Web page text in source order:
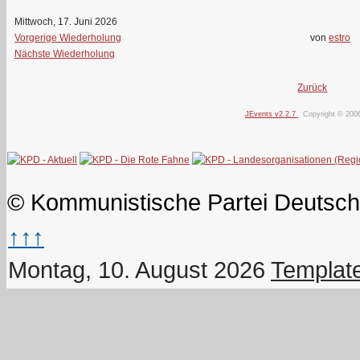
Mittwoch, 17. Juni 2026
Vorgerige Wiederholung
Nächste Wiederholung
von estro
Zurück
JEvents v2.2.7 Copyright ©
© Kommunistische Partei
↑↑↑
Montag, 10. August 2026